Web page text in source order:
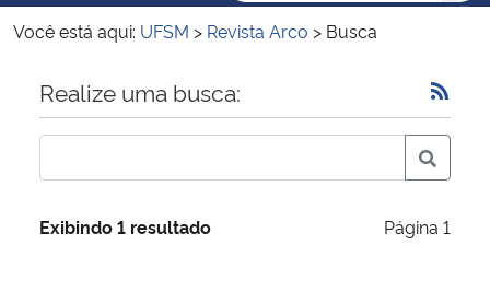
Ministério das Relações Exteriores
Ministério da Economia
Ministério da Infraestrutura
Você está aqui: UFSM > Revista Arco > Busca
Início do conteúdo
Realize uma busca:
Exibindo 1 resultado Página 1